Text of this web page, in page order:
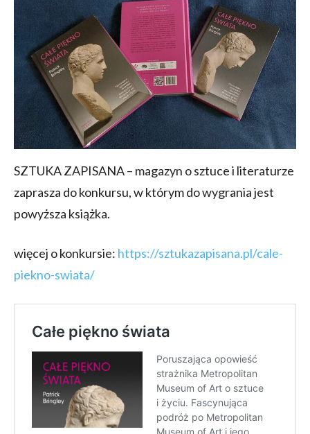
SZTUKA ZAPISANA – magazyn o sztuce i literaturze
zaprasza do konkursu, w którym do wygrania jest
powyższa książka.
więcej o konkursie: https://sztukazapisana.pl/cale-
piekno-swiata/